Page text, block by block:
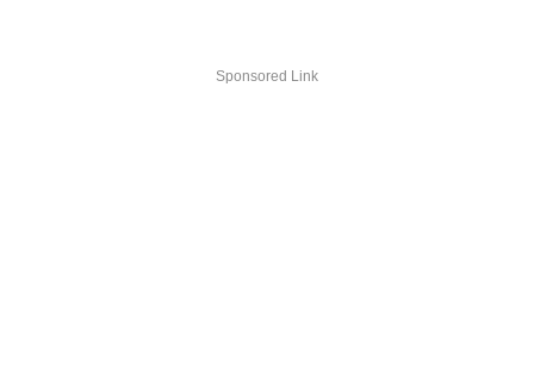
Sponsored Link